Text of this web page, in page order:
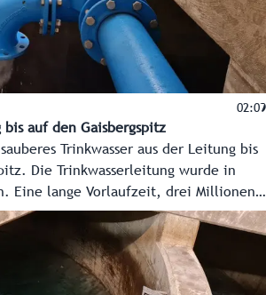
02:09
bis auf den Gaisbergspitz
Trinkwasser aus der Leitung bis
Die Trinkwasserleitung wurde in
Eine lange Vorlaufzeit, drei Millionen
und aufwendige Bauarbeiten waren
Gastronomie und tausende Gäste
das kühle Nass auf dem
zur Verfügung haben.